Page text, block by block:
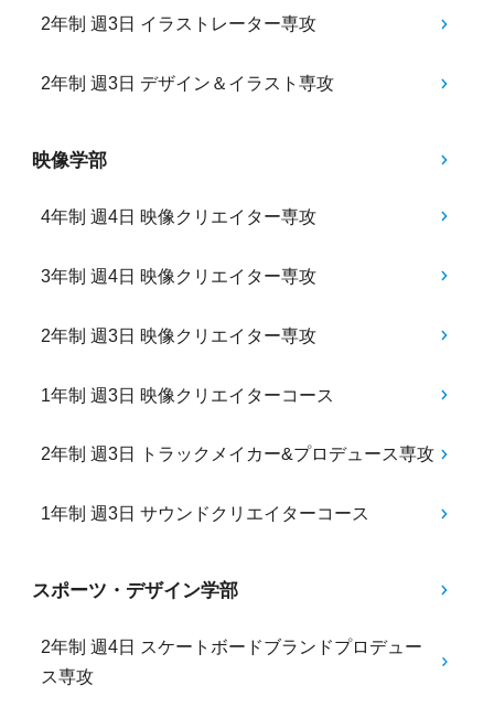
2年制 週3日 イラストレーター専攻
2年制 週3日 デザイン＆イラスト専攻
映像学部
4年制 週4日 映像クリエイター専攻
3年制 週4日 映像クリエイター専攻
2年制 週3日 映像クリエイター専攻
1年制 週3日 映像クリエイターコース
2年制 週3日 トラックメイカー&プロデュース専攻
1年制 週3日 サウンドクリエイターコース
スポーツ・デザイン学部
2年制 週4日 スケートボードブランドプロデュー
ス専攻